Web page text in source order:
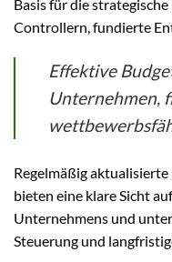
Basis für die
Controllern, fundierte
Effektive
Unternehmen,
Regelmäßig
bieten eine klare Sicht
Unternehmens und
Steuerung und